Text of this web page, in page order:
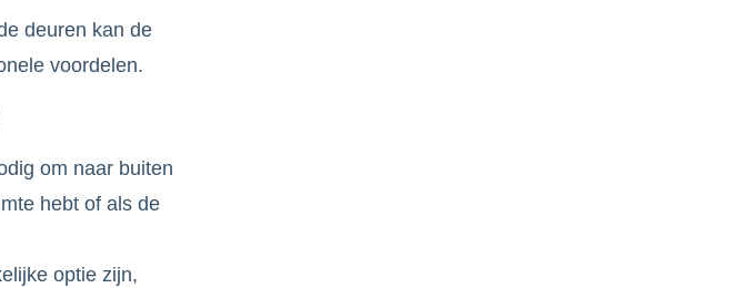
deuren kan de
voordelen.
om naar buiten
hebt of als de
optie zijn,